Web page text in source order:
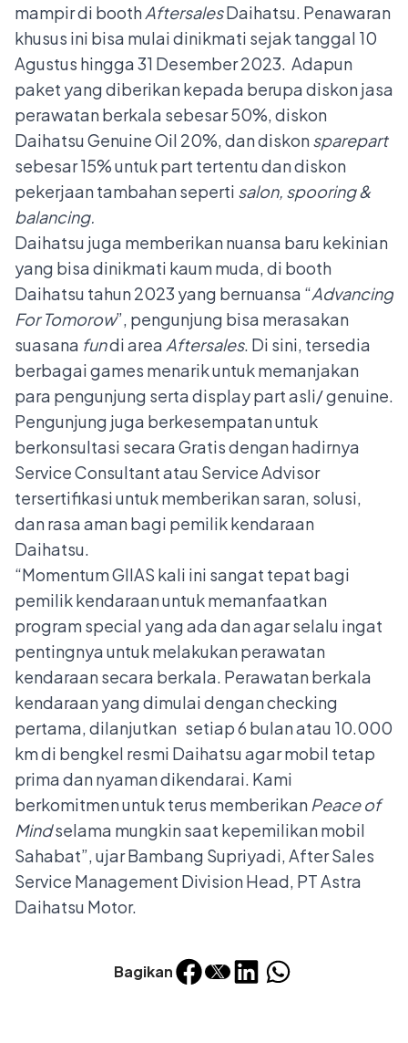
Bagikan
mampir di boothAftersalesDaihatsu. Penawaran
khusus ini bisa mulai dinikmati sejak tanggal 10
Agustus hingga 31 Desember 2023. Adapun
paket yang diberikan kepada berupa diskon jasa
perawatan berkala sebesar 50%, diskon
Daihatsu Genuine Oil 20%, dan diskonsparepart
sebesar 15% untuk part tertentu dan diskon
pekerjaan tambahan seperti salon, spooring &
balancing.
Daihatsu juga memberikan nuansa baru kekinian
yang bisa dinikmati kaum muda, di booth
Daihatsu tahun 2023 yang bernuansa “Advancing
For Tomorow”, pengunjung bisa merasakan
suasana fundi area Aftersales. Di sini, tersedia
berbagai games menarik untuk memanjakan
para pengunjung serta display part asli/ genuine.
Pengunjung juga berkesempatan untuk
berkonsultasi secara Gratis dengan hadirnya
Service Consultant atau Service Advisor
tersertifikasi untuk memberikan saran, solusi,
dan rasa aman bagi pemilik kendaraan
Daihatsu.
“Momentum GIIAS kali ini sangat tepat bagi
pemilik kendaraan untuk memanfaatkan
program special yang ada dan agar selalu ingat
pentingnya untuk melakukan perawatan
kendaraan secara berkala. Perawatan berkala
kendaraan yang dimulai dengan checking
pertama, dilanjutkan setiap 6 bulan atau 10.000
km di bengkel resmi Daihatsu agar mobil tetap
prima dan nyaman dikendarai. Kami
berkomitmen untuk terus memberikan Peace of
Mindselama mungkin saat kepemilikan mobil
Sahabat”, ujar Bambang Supriyadi, After Sales
Service Management Division Head, PT Astra
Daihatsu Motor.